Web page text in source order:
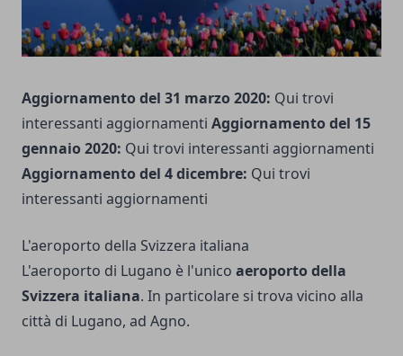
Aggiornamento del 31 marzo 2020: Qui trovi
interessanti aggiornamenti Aggiornamento del 15
gennaio 2020: Qui trovi interessanti aggiornamenti
Aggiornamento del 4 dicembre: Qui trovi
interessanti aggiornamenti
L'aeroporto della Svizzera italiana
L'aeroporto di Lugano è l'unico aeroporto della
Svizzera italiana. In particolare si trova vicino alla
città di Lugano, ad Agno.